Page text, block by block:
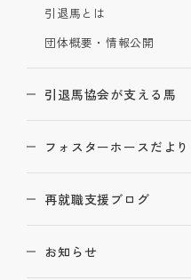
引退馬とは
団体概要・情報公開
引退馬協会が支える馬
フォスターホースだより
再就職支援ブログ
お知らせ